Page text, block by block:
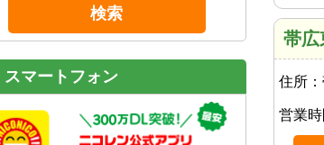
帯広
住所：
営業時
検索
スマートフォン